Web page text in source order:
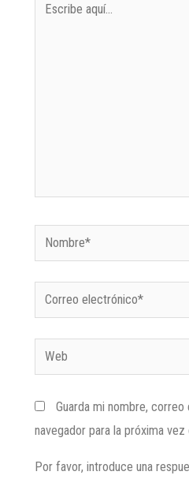
Guarda mi nombre,
navegador para la próxima
Por favor, introduce una